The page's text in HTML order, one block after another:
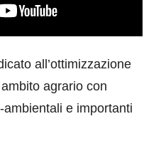
all’ottimizzazione
agrario con
e importanti